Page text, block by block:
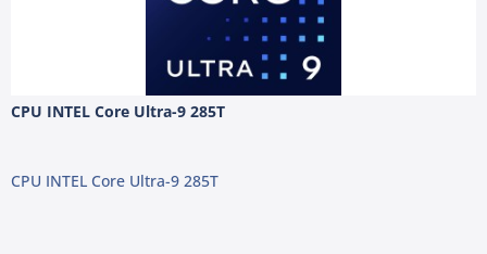
CPU INTEL Core Ultra-9 285T
CPU INTEL Core Ultra-9 285T